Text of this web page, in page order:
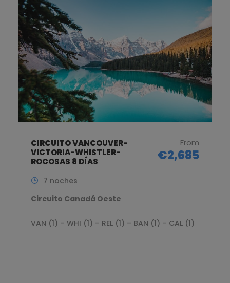
CIRCUITO VANCOUVER-
VICTORIA-WHISTLER-
ROCOSAS 8 DÍAS
From
€2,685
7 noches
Circuito Canadá Oeste
VAN (1) – WHI (1) – REL (1) – BAN (1) – CAL (1)